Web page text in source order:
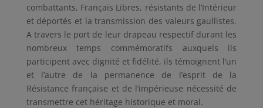
combattants, Français Libres, résistants de l’Intérieur
et déportés et la transmission des valeurs gaullistes.
A travers le port de leur drapeau respectif durant les
nombreux temps commémoratifs auxquels ils
participent avec dignité et fidélité, ils témoignent l’un
et l’autre de la permanence de l’esprit de la
Résistance française et de l’impérieuse nécessité de
transmettre cet héritage historique et moral.